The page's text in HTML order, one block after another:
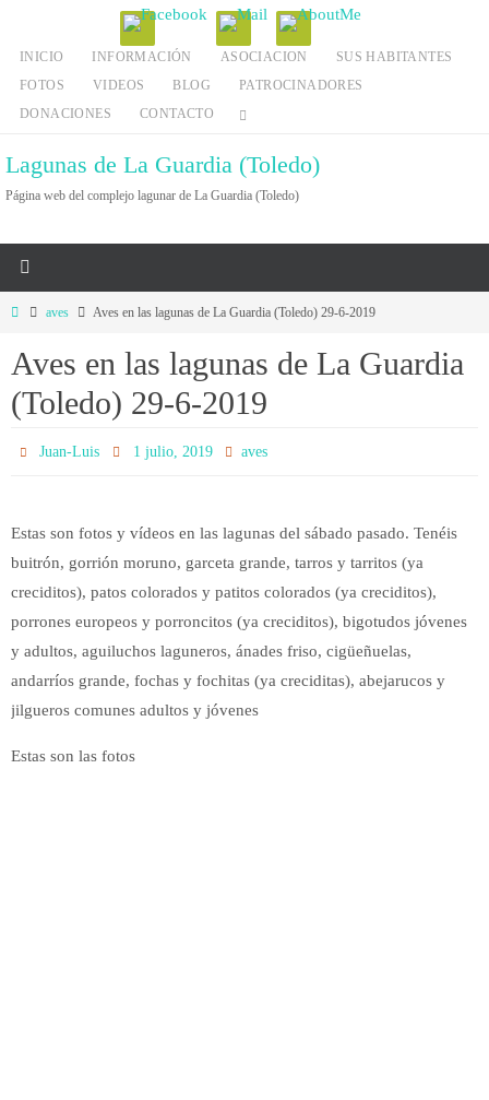
contenido
INICIO INFORMACIÓN ASOCIACION
SUS HABITANTES
FOTOS
VIDEOS BLOG
PATROCINADORES
DONACIONES
CONTACTO
Lagunas de La Guardia (Toledo)
Página web del complejo lagunar de La Guardia (Toledo)
Inicioaves Aves en las lagunas de La Guardia (Toledo) 29-6-2019
Aves en las lagunas de La Guardia
(Toledo) 29-6-2019
Juan-Luis 1 julio, 2019 aves
Estas son fotos y vídeos en las lagunas del sábado pasado. Tenéis
buitrón, gorrión moruno, garceta grande, tarros y tarritos (ya
creciditos), patos colorados y patitos colorados (ya creciditos),
porrones europeos y porroncitos (ya creciditos), bigotudos jóvenes
y adultos, aguiluchos laguneros, ánades friso, cigüeñuelas,
andarríos grande, fochas y fochitas (ya creciditas), abejarucos y
jilgueros comunes adultos y jóvenes
Estas son las fotos